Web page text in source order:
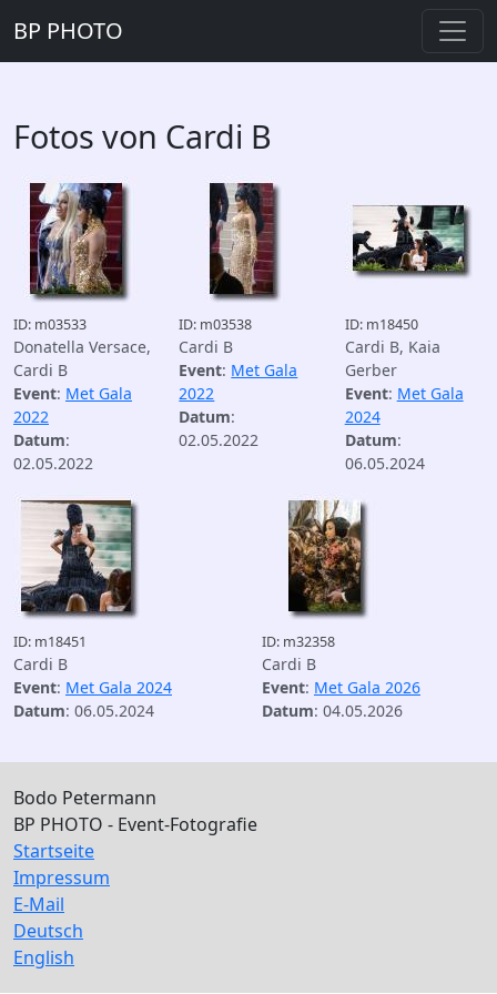
BP PHOTO
Fotos von Cardi B
ID: m03533
Donatella Versace,
Cardi B
Event: Met Gala
2022
Datum:
02.05.2022
ID: m03538
Cardi B
Event: Met Gala
2022
Datum:
02.05.2022
ID: m18450
Cardi B, Kaia
Gerber
Event: Met Gala
2024
Datum:
06.05.2024
ID: m18451
Cardi B
Event: Met Gala 2024
Datum: 06.05.2024
ID: m32358
Cardi B
Event: Met Gala 2026
Datum: 04.05.2026
Bodo Petermann
BP PHOTO - Event-Fotografie
Startseite
Impressum
E-Mail
Deutsch
English